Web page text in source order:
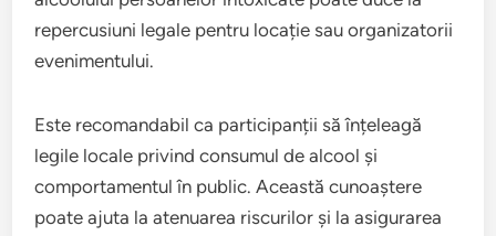
repercusiuni legale pentru locație sau organizatorii
evenimentului.
Este recomandabil ca participanții să înțeleagă
legile locale privind consumul de alcool și
comportamentul în public. Această cunoaștere
poate ajuta la atenuarea riscurilor și la asigurarea